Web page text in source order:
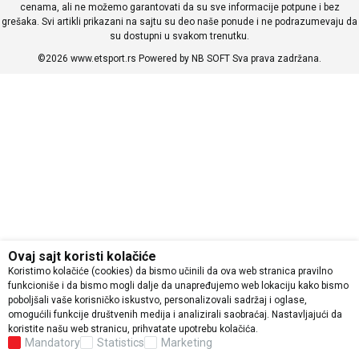
cenama, ali ne možemo garantovati da su sve informacije potpune i bez
grešaka. Svi artikli prikazani na sajtu su deo naše ponude i ne podrazumevaju da
su dostupni u svakom trenutku.
©2026 www.etsport.rs Powered by NB SOFT Sva prava zadržana.
Ovaj sajt koristi kolačiće
Koristimo kolačiće (cookies) da bismo učinili da ova web stranica pravilno
funkcioniše i da bismo mogli dalje da unapređujemo web lokaciju kako bismo
poboljšali vaše korisničko iskustvo, personalizovali sadržaj i oglase,
omogućili funkcije društvenih medija i analizirali saobraćaj. Nastavljajući da
koristite našu web stranicu, prihvatate upotrebu kolačića.
Mandatory Statistics Marketing